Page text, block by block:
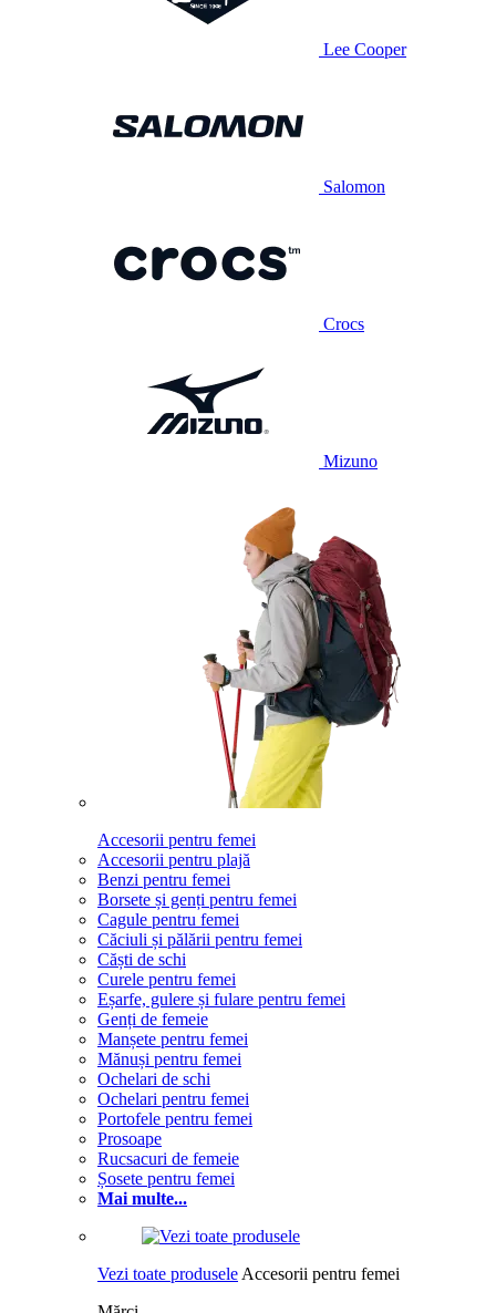
Lee Cooper
Salomon
Crocs
Mizuno
Accesorii pentru femei
Accesorii pentru plajă
Benzi pentru femei
Borsete și genți pentru femei
Cagule pentru femei
Căciuli și pălării pentru femei
Căști de schi
Curele pentru femei
Eșarfe, gulere și fulare pentru femei
Genți de femeie
Manșete pentru femei
Mănuși pentru femei
Ochelari de schi
Ochelari pentru femei
Portofele pentru femei
Prosoape
Rucsacuri de femeie
Șosete pentru femei
Mai multe...
Vezi toate produsele Accesorii pentru femei